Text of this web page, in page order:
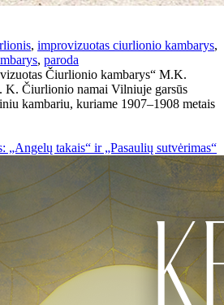
, improvizuotas ciurlionio kambarys,
, paroda
Čiurlionio kambarys“ M.K.
K. Čiurlionio namai Vilniuje garsūs
kambariu, kuriame 1907–1908 metais
„Angelų takais“ ir „Pasaulių sutvėrimas“